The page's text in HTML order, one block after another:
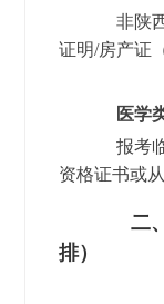
非陕西户
证明/房产证
医学类
报考临床
资格证书或
二、报
排）